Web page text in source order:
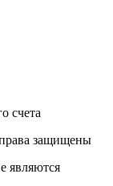
счета
защищены
являются